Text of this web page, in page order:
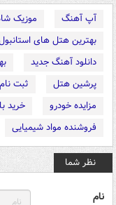
آپ آهنگ موزیک
بهترین هتل های
دانلود آهنگ جدید
پرشین هتل
ثبت
مزایده خودرو
خرید
فروشنده مواد شیمیایی
نظر شما
نام